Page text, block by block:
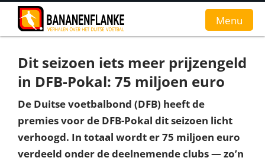
Home
Nieuws
Interviews
Groundhopverhalen
Menu
Dit seizoen iets meer prijzengeld
in DFB-Pokal: 75 miljoen euro
De Duitse voetbalbond (DFB) heeft de
premies voor de DFB-Pokal dit seizoen licht
verhoogd. In totaal wordt er 75 miljoen euro
verdeeld onder de deelnemende clubs — zo’n